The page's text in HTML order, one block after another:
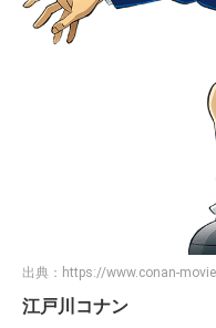
出典： https://www.conan-
江戸川コナン